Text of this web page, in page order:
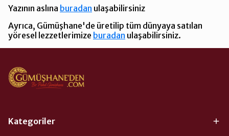
Yazının aslına buradan ulaşabilirsiniz
Ayrıca, Gümüşhane'de üretilip tüm dünyaya satılan
yöresel lezzetlerimize buradan ulaşabilirsiniz.
Kategoriler